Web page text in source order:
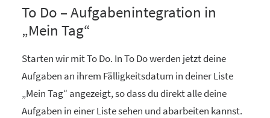
To Do – Aufgabenintegration in
„Mein Tag“
Starten wir mit To Do. In To Do werden jetzt deine
Aufgaben an ihrem Fälligkeitsdatum in deiner Liste
„Mein Tag“ angezeigt, so dass du direkt alle deine
Aufgaben in einer Liste sehen und abarbeiten kannst.